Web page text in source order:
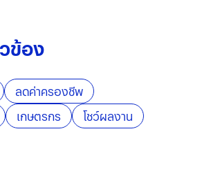
ข้อง
ลดค่าครองชีพ
เกษตรกร โชว์ผลงาน